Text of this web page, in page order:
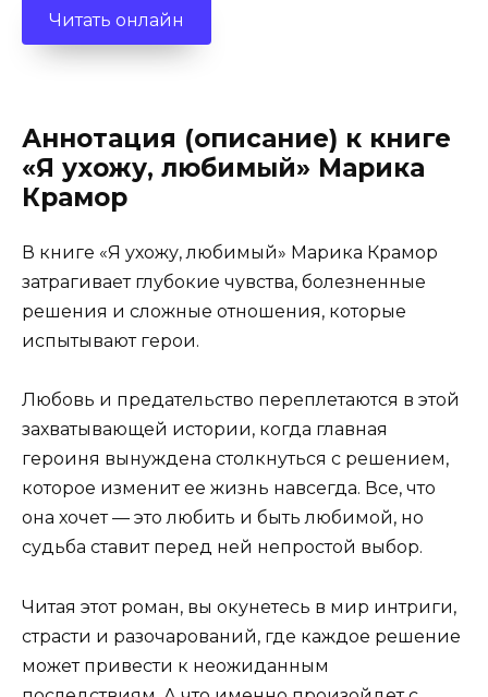
Читать онлайн
Аннотация (описание) к книге
«Я ухожу, любимый» Марика
Крамор
В книге «Я ухожу, любимый» Марика Крамор
затрагивает глубокие чувства, болезненные
решения и сложные отношения, которые
испытывают герои.
Любовь и предательство переплетаются в этой
захватывающей истории, когда главная
героиня вынуждена столкнуться с решением,
которое изменит ее жизнь навсегда. Все, что
она хочет — это любить и быть любимой, но
судьба ставит перед ней непростой выбор.
Читая этот роман, вы окунетесь в мир интриги,
страсти и разочарований, где каждое решение
может привести к неожиданным